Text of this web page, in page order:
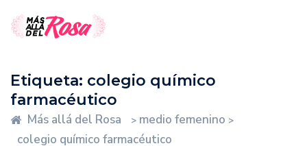
Etiqueta: colegio químico
farmacéutico
Más allá del Rosa > medio femenino >
colegio químico farmacéutico